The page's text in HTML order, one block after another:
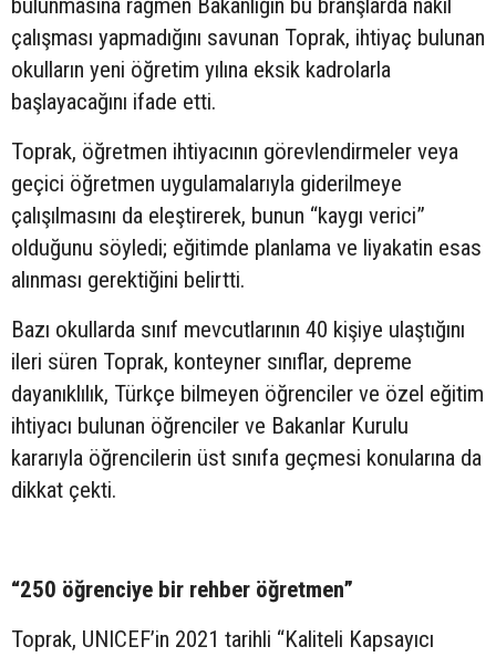
bulunmasına rağmen Bakanlığın bu branşlarda nakil
çalışması yapmadığını savunan Toprak, ihtiyaç bulunan
okulların yeni öğretim yılına eksik kadrolarla
başlayacağını ifade etti.
Toprak, öğretmen ihtiyacının görevlendirmeler veya
geçici öğretmen uygulamalarıyla giderilmeye
çalışılmasını da eleştirerek, bunun “kaygı verici”
olduğunu söyledi; eğitimde planlama ve liyakatin esas
alınması gerektiğini belirtti.
Bazı okullarda sınıf mevcutlarının 40 kişiye ulaştığını
ileri süren Toprak, konteyner sınıflar, depreme
dayanıklılık, Türkçe bilmeyen öğrenciler ve özel eğitim
ihtiyacı bulunan öğrenciler ve Bakanlar Kurulu
kararıyla öğrencilerin üst sınıfa geçmesi konularına da
dikkat çekti.
“250 öğrenciye bir rehber öğretmen”
Toprak, UNICEF’in 2021 tarihli “Kaliteli Kapsayıcı